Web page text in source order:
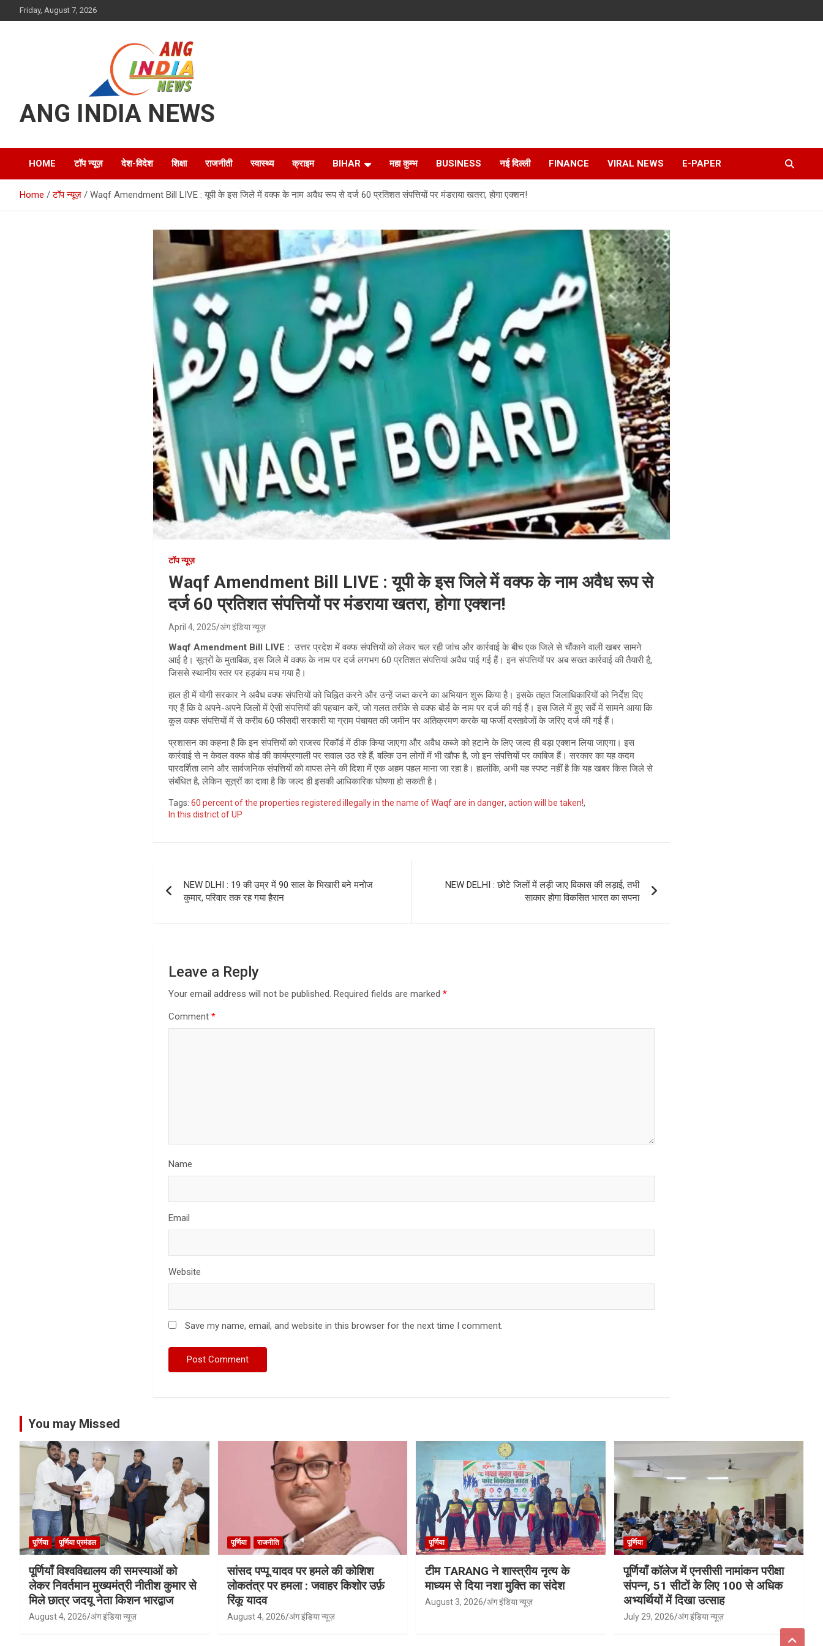
to
Friday, August 7, 2026
ANG INDIA NEWS
HOME टॉप न्यूज़ देश-विदेश शिक्षा राजनीती स्वास्थ्य क्राइम BIHAR महा कुम्भ BUSINESS नई दिल्ली FINANCE VIRAL NEWS E-PAPER
Home टॉप न्यूज़ Waqf Amendment Bill LIVE : यूपी के इस ज‍िले में वक्फ के नाम अवैध रूप से दर्ज 60 प्रतिशत संपत्तियों पर मंडराया खतरा, होगा एक्‍शन!
टॉप न्यूज़
Waqf Amendment Bill LIVE : यूपी के इस ज‍िले में वक्फ के नाम अवैध रूप से
दर्ज 60 प्रतिशत संपत्तियों पर मंडराया खतरा, होगा एक्‍शन!
April 4, 2025 अंग इंडिया न्यूज़
Waqf Amendment Bill LIVE : उत्तर प्रदेश में वक्फ संपत्तियों को लेकर चल रही जांच और कार्रवाई के बीच एक जिले से चौंकाने वाली खबर सामने
आई है। सूत्रों के मुताबिक, इस जिले में वक्फ के नाम पर दर्ज लगभग 60 प्रतिशत संपत्तियां अवैध पाई गई हैं। इन संपत्तियों पर अब सख्त कार्रवाई की तैयारी है,
जिससे स्थानीय स्तर पर हड़कंप मच गया है।
हाल ही में योगी सरकार ने अवैध वक्फ संपत्तियों को चिह्नित करने और उन्हें जब्त करने का अभियान शुरू किया है। इसके तहत जिलाधिकारियों को निर्देश दिए
गए हैं कि वे अपने-अपने जिलों में ऐसी संपत्तियों की पहचान करें, जो गलत तरीके से वक्फ बोर्ड के नाम पर दर्ज की गई हैं। इस जिले में हुए सर्वे में सामने आया कि
कुल वक्फ संपत्तियों में से करीब 60 फीसदी सरकारी या ग्राम पंचायत की जमीन पर अतिक्रमण करके या फर्जी दस्तावेजों के जरिए दर्ज की गई हैं।
प्रशासन का कहना है कि इन संपत्तियों को राजस्व रिकॉर्ड में ठीक किया जाएगा और अवैध कब्जे को हटाने के लिए जल्द ही बड़ा एक्शन लिया जाएगा। इस
कार्रवाई से न केवल वक्फ बोर्ड की कार्यप्रणाली पर सवाल उठ रहे हैं, बल्कि उन लोगों में भी खौफ है, जो इन संपत्तियों पर काबिज हैं। सरकार का यह कदम
पारदर्शिता लाने और सार्वजनिक संपत्तियों को वापस लेने की दिशा में एक अहम पहल माना जा रहा है। हालांकि, अभी यह स्पष्ट नहीं है कि यह खबर किस जिले से
संबंधित है, लेकिन सूत्रों का दावा है कि जल्द ही इसकी आधिकारिक घोषणा हो सकती है।
Tags: 60 percent of the properties registered illegally in the name of Waqf are in danger,action will be taken!,
In this district of UP
navigation
NEW DLHI : 19 की उम्र में 90 साल के भिखारी बने मनोज
कुमार, परिवार तक रह गया हैरान
NEW DELHI : छोटे जिलों में लड़ी जाए विकास की लड़ाई, तभी
साकार होगा विकसित भारत का सपना
Leave a Reply
Your email address will not be published. Required fields are marked*
Comment*
Name
Email
Website
Save my name, email, and website in this browser for the next time I comment.
You may Missed
पूर्णिया पूर्णिया प्रमंडल
पूर्णियाँ विश्वविद्यालय की समस्याओं को
लेकर निवर्तमान मुख्यमंत्री नीतीश कुमार से
मिले छात्र जदयू नेता किशन भारद्वाज
August 4, 2026 अंग इंडिया न्यूज़
पूर्णिया राजनीति
सांसद पप्पू यादव पर हमले की कोशिश
लोकतंत्र पर हमला : जवाहर किशोर उर्फ़
रिंकू यादव
August 4, 2026 अंग इंडिया न्यूज़
पूर्णिया
टीम TARANG ने शास्त्रीय नृत्य के
माध्यम से दिया नशा मुक्ति का संदेश
August 3, 2026 अंग इंडिया न्यूज़
पूर्णिया
पूर्णियाँ कॉलेज में एनसीसी नामांकन परीक्षा
संपन्न, 51 सीटों के लिए 100 से अधिक
अभ्यर्थियों में दिखा उत्साह
July 29, 2026 अंग इंडिया न्यूज़